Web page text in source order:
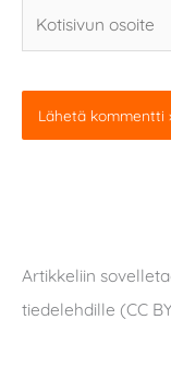
osoite
Artikkeliin
tiedelehdille (CC